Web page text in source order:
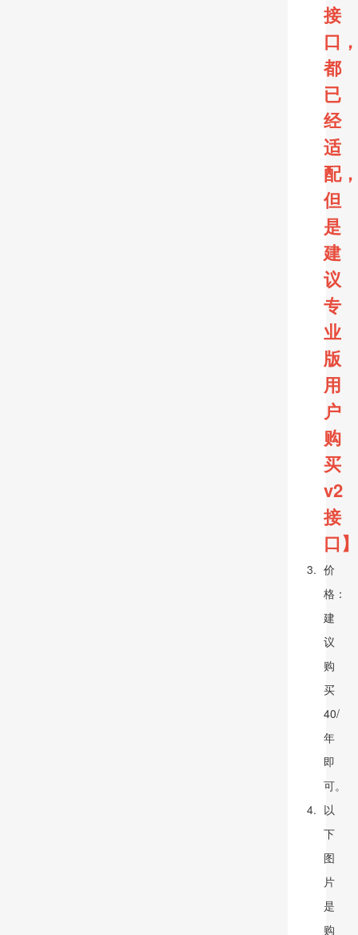
接
口，
都
已
经
适
配，
但
是
建
议
专
业
版
用
户
购
买
v2
接
口】
价
格：
建
议
购
买
40/
年
即
可。
以
下
图
片
是
购